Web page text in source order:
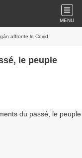
MENU
affronte le Covid
le peuple